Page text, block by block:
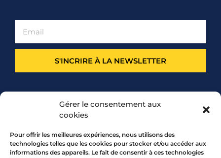
Gérer le consentement aux
cookies
Pour offrir les meilleures expériences, nous utilisons des
technologies telles que les cookies pour stocker et/ou accéder aux
informations des appareils. Le fait de consentir à ces technologies
S'INCRIRE À LA NEWSLETTER